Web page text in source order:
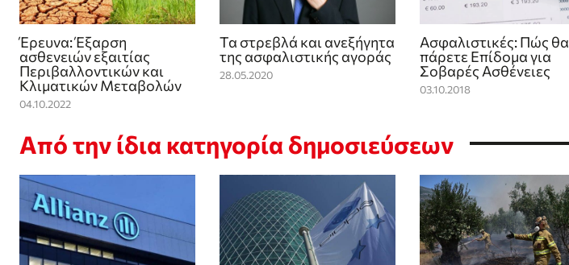
Έρευνα: Έξαρση
ασθενειών εξαιτίας
Περιβαλλοντικών και
Κλιματικών Μεταβολών
04.10.2022
Τα στρεβλά και ανεξήγητα
της ασφαλιστικής αγοράς
28.05.2020
Ασφαλιστικές: Πώς θα
πάρετε Επίδομα για
Σοβαρές Ασθένειες
03.10.2018
Από την ίδια κατηγορία δημοσιεύσεων